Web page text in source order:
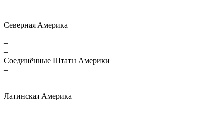
–
–
Северная Америка
–
–
–
Соединённые Штаты Америки
–
–
–
Латинская Америка
–
–